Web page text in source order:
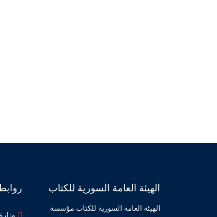
الهيئة العامة السورية للكتاب
الهيئة العامة السورية للكتاب مؤسسة